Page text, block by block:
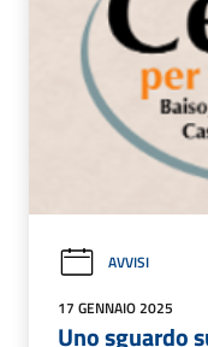
AVVISI
17 GENNAIO 2025
Uno sguardo